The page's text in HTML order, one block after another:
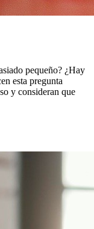
pequeño? ¿Hay
esta pregunta
y consideran que